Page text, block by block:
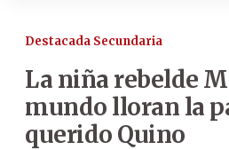
Destacada Secundaria
La niña rebelde
mundo lloran la
querido Quino